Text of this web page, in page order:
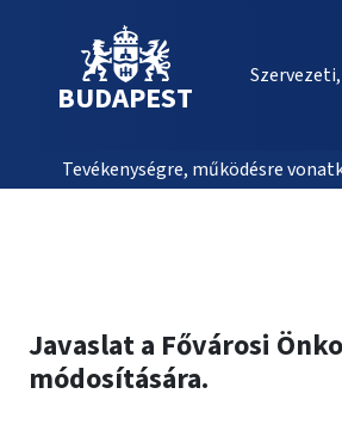
BUDAPEST
Tevékenységre, működésre
Javaslat a Fővárosi
módosítására.